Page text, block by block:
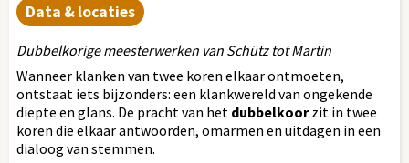
Data & locaties
Dubbelkorige meesterwerken van Schütz tot Martin
Wanneer klanken van twee koren elkaar ontmoeten,
ontstaat iets bijzonders: een klankwereld van ongekende
diepte en glans. De pracht van het dubbelkoorzit in twee
koren die elkaar antwoorden, omarmen en uitdagen in een
dialoog van stemmen.